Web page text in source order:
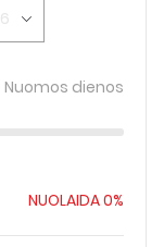
Nuomos dienos
NUOLAIDA0%